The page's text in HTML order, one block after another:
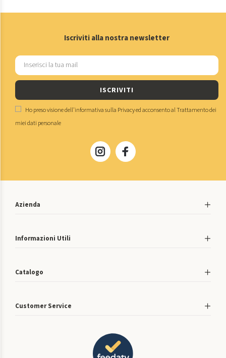
Iscriviti alla nostra newsletter
ISCRIVITI
Ho preso visione dell'informativa sulla Privacyed acconsento alTrattamento dei
miei dati personale
Azienda
Informazioni Utili
Catalogo
Customer Service